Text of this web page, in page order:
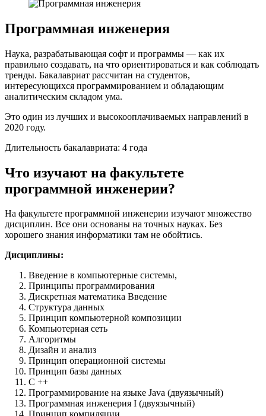
Программная инженерия
Наука, разрабатывающая софт и программы — как их
правильно создавать, на что ориентироваться и как соблюдать
тренды. Бакалавриат рассчитан на студентов,
интересующихся программированием и обладающим
аналитическим складом ума.
Это один из лучших и высокооплачиваемых направлений в
2020 году.
Длительность бакалавриата: 4 года
Что изучают на факультете
программной инженерии?
На факультете программной инженерии изучают множество
дисциплин. Все они основаны на точных науках. Без
хорошего знания информатики там не обойтись.
Дисциплины:
Введение в компьютерные системы,
Принципы программирования
Дискретная математика Введение
Структура данных
Принцип компьютерной композиции
Компьютерная сеть
Алгоритмы
Дизайн и анализ
Принцип операционной системы
Принцип базы данных
C ++
Программирование на языке Java (двуязычный)
Программная инженерия I (двуязычный)